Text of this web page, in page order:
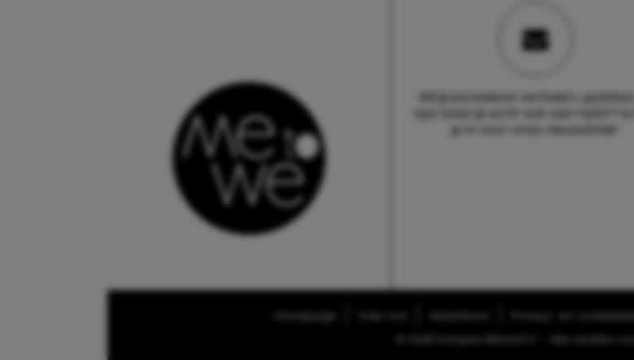
Wil jij exclusieve verhalen, updates
tips waar je echt wat aan hebt?
je in voor onze nieuwsbrief.
Homepage